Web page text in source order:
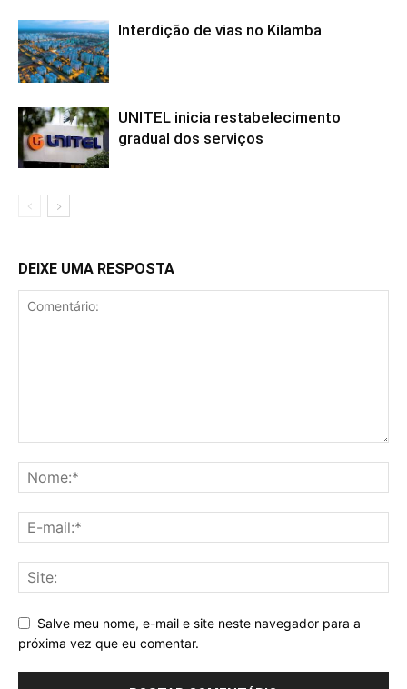
Interdição de vias no Kilamba
UNITEL inicia restabelecimento
gradual dos serviços
DEIXE UMA RESPOSTA
Salve meu nome, e-mail e site neste navegador para a
próxima vez que eu comentar.